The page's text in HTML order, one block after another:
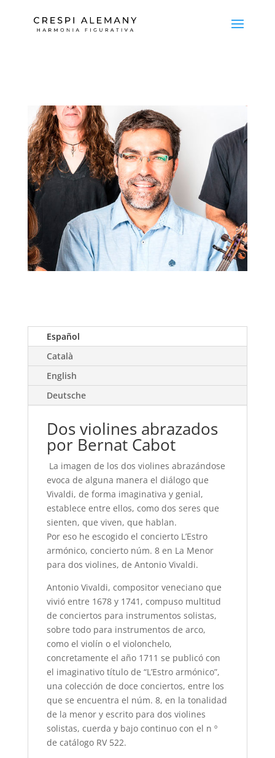
Español
Català
English
Deutsche
Dos violines abrazados
por Bernat Cabot
La imagen de los dos violines abrazándose
evoca de alguna manera el diálogo que
Vivaldi, de forma imaginativa y genial,
establece entre ellos, como dos seres que
sienten, que viven, que hablan.
Por eso he escogido el concierto L’Estro
armónico, concierto núm. 8 en La Menor
para dos violines, de Antonio Vivaldi.
Antonio Vivaldi, compositor veneciano que
vivió entre 1678 y 1741, compuso multitud
de conciertos para instrumentos solistas,
sobre todo para instrumentos de arco,
como el violín o el violonchelo,
concretamente el año 1711 se publicó con
el imaginativo título de “L’Estro armónico”,
una colección de doce conciertos, entre los
que se encuentra el núm. 8, en la tonalidad
de la menor y escrito para dos violines
solistas, cuerda y bajo continuo con el n º
de catálogo RV 522.